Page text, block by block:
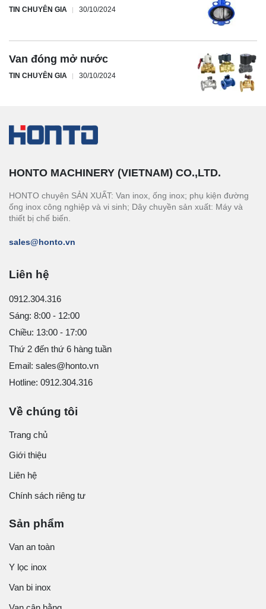
TIN CHUYÊN GIA 30/10/2024
Van đóng mở nước
TIN CHUYÊN GIA 30/10/2024
HONTO MACHINERY (VIETNAM) CO.,LTD.
HONTO chuyên SẢN XUẤT: Van inox, ống inox; phụ kiện đường
ống inox công nghiệp và vi sinh; Dây chuyền sản xuất: Máy và
thiết bị chế biến.
sales@honto.vn
Liên hệ
0912.304.316
Sáng: 8:00 - 12:00
Chiều: 13:00 - 17:00
Thứ 2 đến thứ 6 hàng tuần
Email: sales@honto.vn
Hotline: 0912.304.316
Về chúng tôi
Trang chủ
Giới thiệu
Liên hệ
Chính sách riêng tư
Sản phẩm
Van an toàn
Y lọc inox
Van bi inox